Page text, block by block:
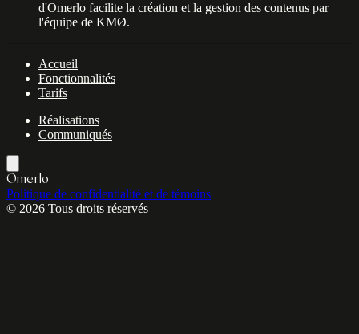
d'Omerlo facilite la création et la gestion des contenus par
l'équipe de KMØ.
Accueil
Fonctionnalités
Tarifs
Réalisations
Communiqués
Omerlo
Politique de confidentialité et de témoins
© 2026 Tous droits réservés